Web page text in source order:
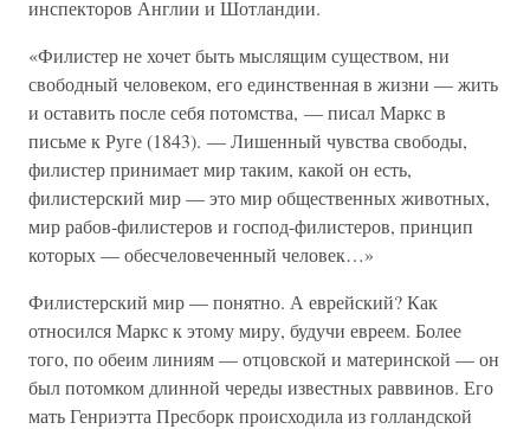
инспекторов Англии и Шотландии.
«Филистер не хочет быть мыслящим существом, ни
свободный человеком, его единственная в жизни — жить
и оставить после себя потомства, — писал Маркс в
письме к Руге (1843). — Лишенный чувства свободы,
филистер принимает мир таким, какой он есть,
филистерский мир — это мир общественных животных,
мир рабов-филистеров и господ-филистеров, принцип
которых — обесчеловеченный человек…»
Филистерский мир — понятно. А еврейский? Как
относился Маркс к этому миру, будучи евреем. Более
того, по обеим линиям — отцовской и материнской — он
был потомком длинной череды известных раввинов. Его
мать Генриэтта Пресборк происходила из голландской